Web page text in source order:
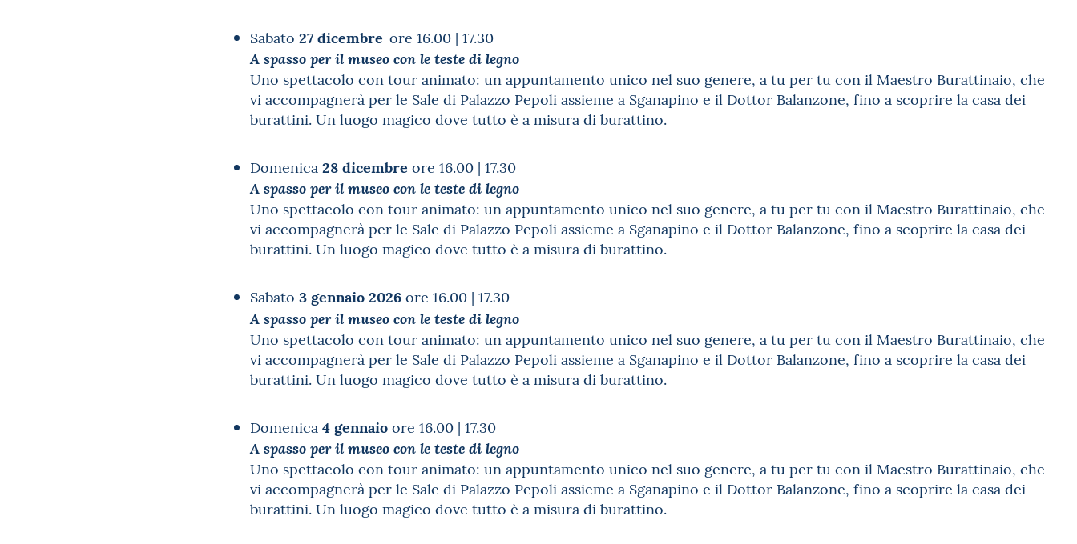
Sabato 27 dicembre ore 16.00 | 17.30
A spasso per il museo con le teste di legno
Uno spettacolo con tour animato: un appuntamento unico nel suo genere, a tu per tu con il Maestro Burattinaio, che
vi accompagnerà per le Sale di Palazzo Pepoli assieme a Sganapino e il Dottor Balanzone, fino a scoprire la casa dei
burattini. Un luogo magico dove tutto è a misura di burattino.
Domenica 28 dicembre ore 16.00 | 17.30
A spasso per il museo con le teste di legno
Uno spettacolo con tour animato: un appuntamento unico nel suo genere, a tu per tu con il Maestro Burattinaio, che
vi accompagnerà per le Sale di Palazzo Pepoli assieme a Sganapino e il Dottor Balanzone, fino a scoprire la casa dei
burattini. Un luogo magico dove tutto è a misura di burattino.
Sabato 3 gennaio 2026 ore 16.00 | 17.30
A spasso per il museo con le teste di legno
Uno spettacolo con tour animato: un appuntamento unico nel suo genere, a tu per tu con il Maestro Burattinaio, che
vi accompagnerà per le Sale di Palazzo Pepoli assieme a Sganapino e il Dottor Balanzone, fino a scoprire la casa dei
burattini. Un luogo magico dove tutto è a misura di burattino.
Domenica 4 gennaio ore 16.00 | 17.30
A spasso per il museo con le teste di legno
Uno spettacolo con tour animato: un appuntamento unico nel suo genere, a tu per tu con il Maestro Burattinaio, che
vi accompagnerà per le Sale di Palazzo Pepoli assieme a Sganapino e il Dottor Balanzone, fino a scoprire la casa dei
burattini. Un luogo magico dove tutto è a misura di burattino.